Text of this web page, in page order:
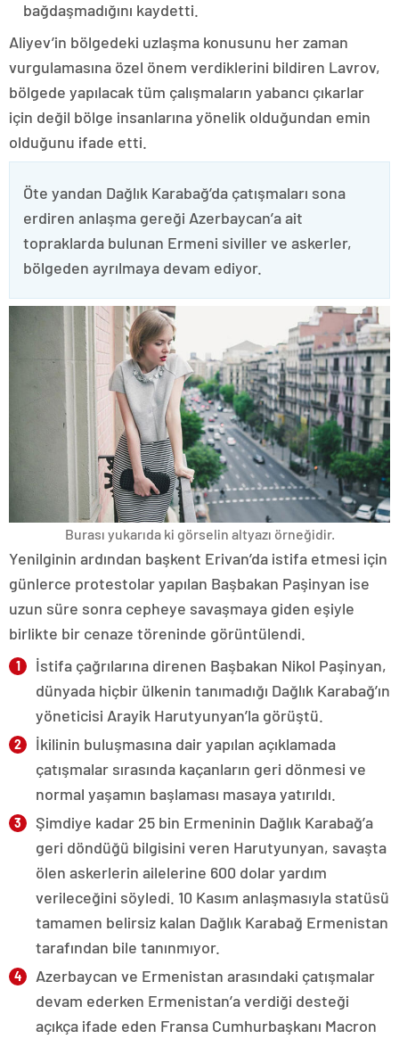
bağdaşmadığını kaydetti.
Aliyev’in bölgedeki uzlaşma konusunu her zaman
vurgulamasına özel önem verdiklerini bildiren Lavrov,
bölgede yapılacak tüm çalışmaların yabancı çıkarlar
için değil bölge insanlarına yönelik olduğundan emin
olduğunu ifade etti.
Öte yandan Dağlık Karabağ’da çatışmaları sona
erdiren anlaşma gereği Azerbaycan’a ait
topraklarda bulunan Ermeni siviller ve askerler,
bölgeden ayrılmaya devam ediyor.
Burası yukarıda ki görselin altyazı örneğidir.
Yenilginin ardından başkent Erivan’da istifa etmesi için
günlerce protestolar yapılan Başbakan Paşinyan ise
uzun süre sonra cepheye savaşmaya giden eşiyle
birlikte bir cenaze töreninde görüntülendi.
İstifa çağrılarına direnen Başbakan Nikol Paşinyan,
dünyada hiçbir ülkenin tanımadığı Dağlık Karabağ’ın
yöneticisi Arayik Harutyunyan’la görüştü.
İkilinin buluşmasına dair yapılan açıklamada
çatışmalar sırasında kaçanların geri dönmesi ve
normal yaşamın başlaması masaya yatırıldı.
Şimdiye kadar 25 bin Ermeninin Dağlık Karabağ’a
geri döndüğü bilgisini veren Harutyunyan, savaşta
ölen askerlerin ailelerine 600 dolar yardım
verileceğini söyledi. 10 Kasım anlaşmasıyla statüsü
tamamen belirsiz kalan Dağlık Karabağ Ermenistan
tarafından bile tanınmıyor.
Azerbaycan ve Ermenistan arasındaki çatışmalar
devam ederken Ermenistan’a verdiği desteği
açıkça ifade eden Fransa Cumhurbaşkanı Macron